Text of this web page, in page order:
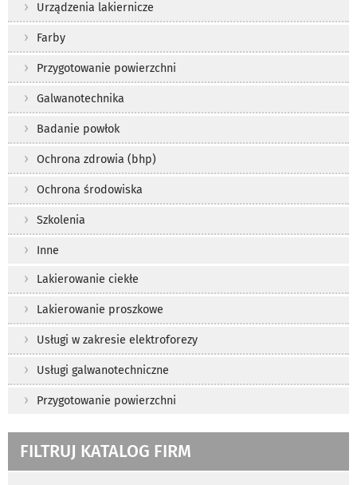
Urządzenia lakiernicze
Farby
Przygotowanie powierzchni
Galwanotechnika
Badanie powłok
Ochrona zdrowia (bhp)
Ochrona środowiska
Szkolenia
Inne
Lakierowanie ciekłe
Lakierowanie proszkowe
Usługi w zakresie elektroforezy
Usługi galwanotechniczne
Przygotowanie powierzchni
FILTRUJ KATALOG FIRM